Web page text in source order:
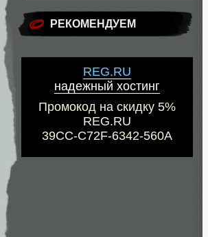
РЕКОМЕНДУЕМ
REG.RU
надежный хостинг
Промокод на скидку 5%
REG.RU
39CC-C72F-6342-560A